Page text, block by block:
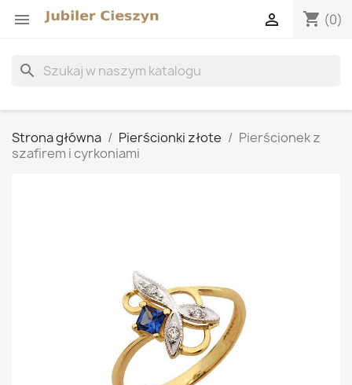
 shopping_cart (0)

search
Strona główna Pierścionki złote
Pierścionek z
szafirem i cyrkoniami